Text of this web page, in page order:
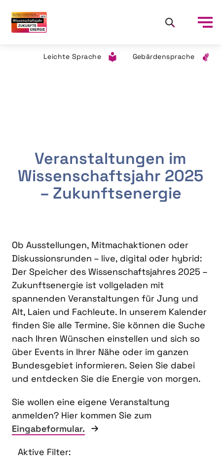
Leichte Sprache Gebärdensprache
Veranstaltungen im
Wissenschaftsjahr 2025
– Zukunftsenergie
Ob Ausstellungen, Mitmachaktionen oder
Diskussionsrunden – live, digital oder hybrid:
Der Speicher des Wissenschaftsjahres 2025 –
Zukunftsenergie ist vollgeladen mit
spannenden Veranstaltungen für Jung und
Alt, Laien und Fachleute. In unserem Kalender
finden Sie alle Termine. Sie können die Suche
nach Ihren Wünschen einstellen und sich so
über Events in Ihrer Nähe oder im ganzen
Bundesgebiet informieren. Seien Sie dabei
und entdecken Sie die Energie von morgen.
Sie wollen eine eigene Veranstaltung
anmelden? Hier kommen Sie zum
Eingabeformular.
Aktive Filter: